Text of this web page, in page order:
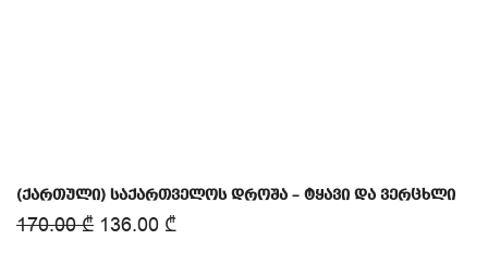
(ქართული) საქართველოს დროშა – ტყავი და ვერცხლი
170.00₾ 136.00 ₾